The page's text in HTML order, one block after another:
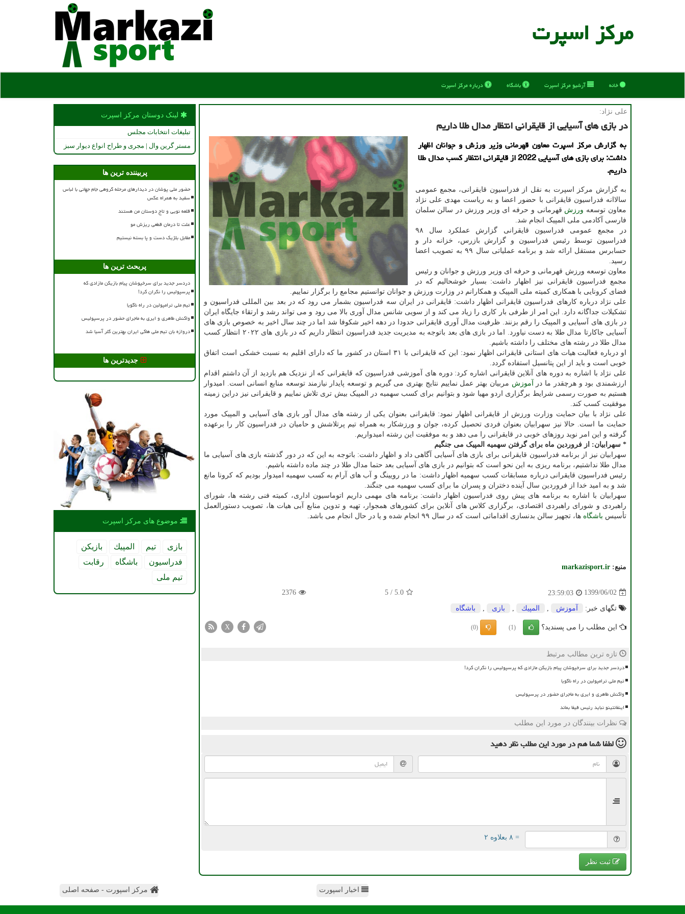
مركز اسپرت
خانه آرشیو مركز اسپرت باشگاه درباره مركز اسپرت
علی نژاد:
در بازی های آسیایی از قایقرانی انتظار مدال طلا داریم
به گزارش مركز اسپرت معاون قهرمانی وزیر ورزش و جوانان اظهار
داشت: برای بازی های آسیایی 2022 از قایقرانی انتظار كسب مدال طلا
داریم.
به گزارش مرکز اسپرت به نقل از فدراسیون قایقرانی، مجمع عمومی
سالاانه فدراسیون قایقرانی با حضور اعضا و به ریاست مهدی علی نژاد
معاون توسعه ورزش قهرمانی و حرفه ای وزیر ورزش در سالن سلمان
فارسی آکادمی ملی المپیک انجام شد.
در مجمع عمومی فدراسیون قایقرانی گزارش عملکرد سال ۹۸
فدراسیون توسط رئیس فدراسیون و گزارش بازرس، خزانه دار و
حسابرس مستقل ارائه شد و برنامه عملیاتی سال ۹۹ به تصویب اعضا
رسید.
معاون توسعه ورزش قهرمانی و حرفه ای وزیر ورزش و جوانان و رئیس
مجمع فدراسیون قایقرانی نیز اظهار داشت: بسیار خوشحالیم که در
فضای کرونایی با همکاری کمیته ملی المپیک و همکارانم در وزارت ورزش و جوانان توانستیم مجامع را برگزار نماییم.
علی نژاد درباره کارهای فدراسیون قایقرانی اظهار داشت: قایقرانی در ایران سه فدراسیون بشمار می رود که در بعد بین المللی فدراسیون و
تشکیلات جداگانه دارد. این امر از طرفی بار کاری را زیاد می کند و از سویی شانس مدال آوری بالا می رود و می تواند رشد و ارتقاء جایگاه ایران
در بازی های آسیایی و المپیک را رقم بزنند. ظرفیت مدال آوری قایقرانی حدودا در دهه اخیر شکوفا شد اما در چند سال اخیر به خصوص بازی های
آسیایی جاکارتا مدال طلا به دست نیاورد. اما در بازی های بعد باتوجه به مدیریت جدید فدراسیون انتظار داریم که در بازی های ۲۰۲۲ انتظار کسب
مدال طلا در رشته های مختلف را داشته باشیم.
او درباره فعالیت هیات های استانی قایقرانی اظهار نمود: این که قایقرانی با ۳۱ استان در کشور ما که دارای اقلیم به نسبت خشکی است اتفاق
خوبی است و باید از این پتانسیل استفاده گردد.
علی نژاد با اشاره به دوره های آنلاین قایقرانی اشاره کرد: دوره های آموزشی فدراسیون که قایقرانی که از نزدیک هم بازدید از آن داشتم اقدام
ارزشمندی بود و هرچقدر ما در
آموزش مربیان بهتر عمل نماییم نتایج بهتری می گیریم و توسعه پایدار نیازمند توسعه منابع انسانی است. امیدوار
هستیم به صورت رسمی شرایط برگزاری اردو مهیا شود و بتوانیم برای کسب سهمیه در المپیک بیش تری تلاش نماییم و قایقرانی نیز دراین زمینه
موفقیت کسب کند.
علی نژاد با بیان حمایت وزارت ورزش از قایقرانی اظهار نمود: قایقرانی بعنوان یکی از رشته های مدال آور بازی های آسیایی و المپیک مورد
حمایت ما است. حالا نیز سهرابیان بعنوان فردی تحصیل کرده، جوان و ورزشکار به همراه تیم پرتلاشش و حامیان در فدراسیون کار را برعهده
گرفته و این امر نوید روزهای خوبی در قایقرانی را می دهد و به موفقیت این رشته امیدواریم.
* سهرابیان: از فروردین ماه برای گرفتن سهمیه المپیک می جنگیم
سهرابیان نیز از برنامه فدراسیون قایقرانی برای بازی های آسیایی آگاهی داد و اظهار داشت: باتوجه به این که در دور گذشته بازی های آسیایی ما
مدال طلا نداشتیم، برنامه ریزی به این نحو است که بتوانیم در بازی های آسیایی بعد حتما مدال طلا در چند ماده داشته باشیم.
رئیس فدراسیون قایقرانی درباره مسابقات کسب سهمیه اظهار داشت: ما در رویینگ و آب های آرام به کسب سهمیه امیدوار بودیم که کرونا مانع
شد و به امید خدا از فروردین سال آینده دختران و پسران ما برای کسب سهمیه می جنگند.
سهرابیان با اشاره به برنامه های پیش روی فدراسیون اظهار داشت: برنامه های مهمی داریم اتوماسیون اداری، کمیته فنی رشته ها، شورای
راهبردی و شورای راهبردی اقتصادی، برگزاری کلاس های آنلاین برای کشورهای همجوار، تهیه و تدوین منابع آبی هیات ها، تصویب دستورالعمل
تأسیس باشگاه ها، تجهیز سالن بدنسازی اقداماتی است که در سال ۹۹ انجام شده و یا در حال انجام می باشد.
منبع: markazisport.ir
1399/06/02
23:59:03
5.0
/
5
2376
تگهای خبر: آموزش المپیك بازی باشگاه
این مطلب را می پسندید؟ (1)
(0)
X
تازه ترین مطالب مرتبط
دردسر جدید برای سرخپوشان پیام بازیکن مازادی که پرسپولیس را نگران کرد!
تیم ملی ترامپولین در راه ناگویا
واکنش طاهری و ایری به ماجرای حضور در پرسپولیس
اینفانتینو نباید رئیس فیفا بماند
نظرات بینندگان در مورد این مطلب
لطفا شما همدر مورد این مطلبنظر دهید
= ۸ بعلاوه ۲
ثبت نظر
لینک دوستان مركز اسپرت
تبلیغات انتخابات مجلس
مستر گرین وال | مجری و طراح انواع دیوار سبز
پربیننده ترین ها
حضور ملی پوشان در دیدارهای مرحله گروهی جام جهانی با لباس
سفید به همراه عکس
قلعه نویی و تاج دوستان من هستند
علت تا درمان قطعی ریزش مو
مقابل بلژیک دست و پا بسته نیستیم
پربحث ترین ها
دردسر جدید برای سرخپوشان پیام بازیکن مازادی که
پرسپولیس را نگران کرد!
تیم ملی ترامپولین در راه ناگویا
واکنش طاهری و ایری به ماجرای حضور در پرسپولیس
دروازه بان تیم ملی هاکی ایران بهترین گلر آسیا شد
جدیدترین ها
موضوع های مركز اسپرت
بازی تیم المپیك
بازیكن
فدراسیون
باشگاه
رقابت
تیم ملی
اخبار اسپورت مرکز اسپورت - صفحه اصلی